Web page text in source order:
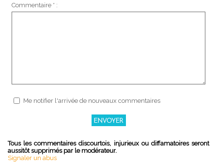
Commentaire * :
Me notifier l'arrivée de nouveaux commentaires
Tous les commentaires discourtois, injurieux ou diffamatoires seront
aussitôt supprimés par le modérateur.
Signaler un abus